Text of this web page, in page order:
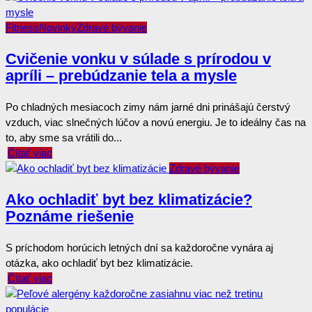
FitnessNovinkyZdravé bývanie
Cvičenie vonku v súlade s prírodou v
apríli – prebúdzanie tela a mysle
Po chladných mesiacoch zimy nám jarné dni prinášajú čerstvý
vzduch, viac slnečných lúčov a novú energiu. Je to ideálny čas na
to, aby sme sa vrátili do...
Čítať viac
Zdravé bývanie
Ako ochladiť byt bez klimatizácie?
Poznáme riešenie
S príchodom horúcich letných dní sa každoročne vynára aj
otázka, ako ochladiť byt bez klimatizácie.
Čítať viac